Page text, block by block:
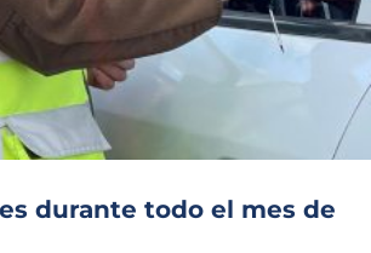
Archivo Sonoro
durante todo el mes de